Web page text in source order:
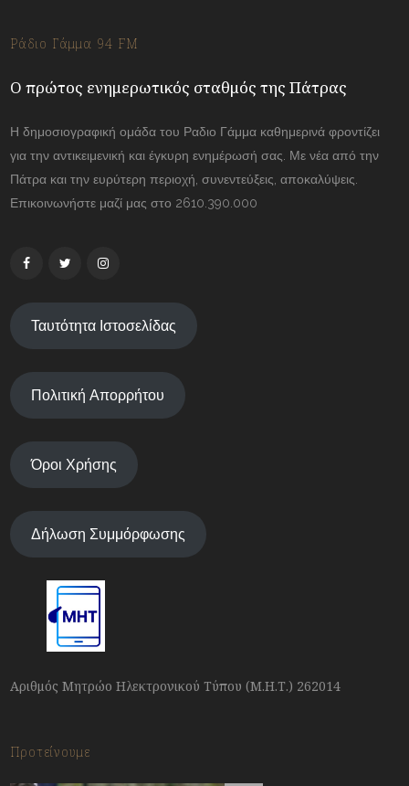
Ράδιο Γάμμα 94 FM
Ο πρώτος ενημερωτικός σταθμός της Πάτρας
Η δημοσιογραφική ομάδα του Ραδιο Γάμμα καθημερινά φροντίζει
για την αντικειμενική και έγκυρη ενημέρωσή σας. Με νέα από την
Πάτρα και την ευρύτερη περιοχή, συνεντεύξεις, αποκαλύψεις.
Επικοινωνήστε μαζί μας στο 2610.390.000
Ταυτότητα Ιστοσελίδας
Πολιτική Απορρήτου
Όροι Χρήσης
Δήλωση Συμμόρφωσης
Αριθμός Μητρώο Ηλεκτρονικού Τύπου (Μ.Η.Τ.) 262014
Προτείνουμε